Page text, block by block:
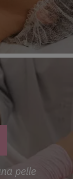
pelle